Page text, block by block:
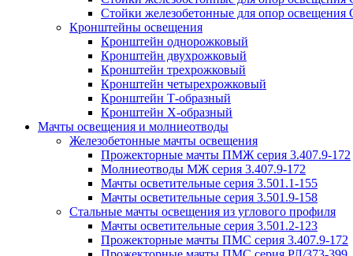
Стойки железобетонные для опор освещения
Кронштейны освещения
Кронштейн однорожковый
Кронштейн двухрожковый
Кронштейн трехрожковый
Кронштейн четырехрожковый
Кронштейн Т-образный
Кронштейн Х-образный
Мачты освещения и молниеотводы
Железобетонные мачты освещения
Прожекторные мачты ПМЖ серия 3.407.9-172
Молниеотводы МЖ серия 3.407.9-172
Мачты осветительные серия 3.501.1-155
Мачты осветительные серия 3.501.9-158
Стальные мачты освещения из углового профиля
Мачты осветительные серия 3.501.2-123
Прожекторные мачты ПМС серия 3.407.9-172